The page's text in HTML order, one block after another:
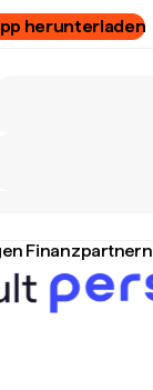
herunterladen
Finanzpartnern